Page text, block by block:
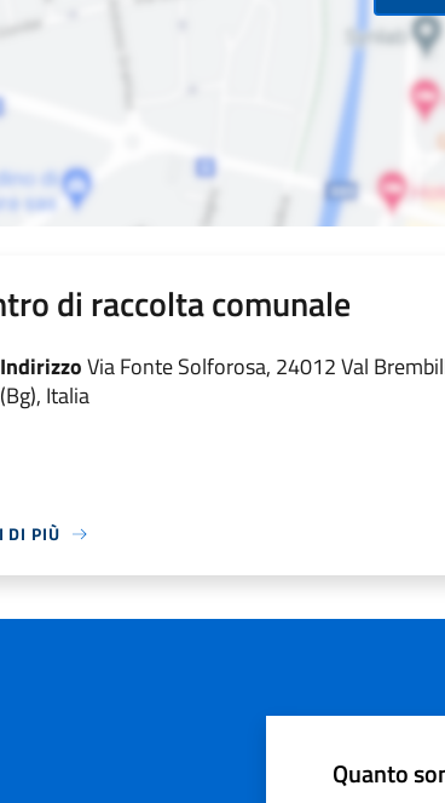
di raccolta comunale
IndirizzoVia Fonte Solforosa, 24012 Val
(Bg), Italia
DI PIÙ
Quanto